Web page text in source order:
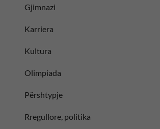
Gjimnazi
Karriera
Kultura
Olimpiada
Përshtypje
Rregullore, politika